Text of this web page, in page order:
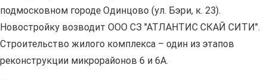
подмосковном городе Одинцово (ул. Бэри, к. 23).
Новостройку возводит ООО СЗ "АТЛАНТИС СКАЙ СИТИ".
Строительство жилого комплекса – один из этапов
реконструкции микрорайонов 6 и 6А.